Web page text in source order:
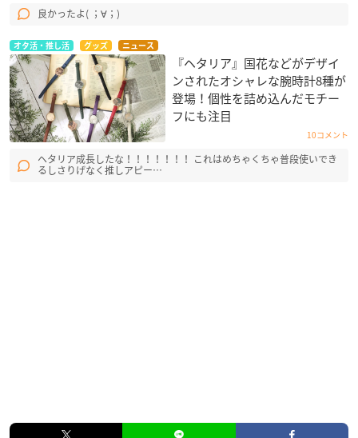
アニメ「ヘタリア World★Stars」
【イントロダクション】
この世界には、変な奴らがいる。
短いと数日、長いと何百年も生きてあ
る日パタッと消えてしまったり。
名前も人格も変わったり、どこかの誰
かのふとした思いつきで突然現れ
たり。
良かったよ( ；∀；)
オタ活・推し活 グッズ ニュース
『ヘタリア』国花などがデザイ
ンされたオシャレな腕時計8種が
登場！個性を詰め込んだモチー
フにも注目
10コメント
ヘタリア成長したな！！！！！！！ これはめちゃくちゃ普段使いでき
るしさりげなく推しアピー…